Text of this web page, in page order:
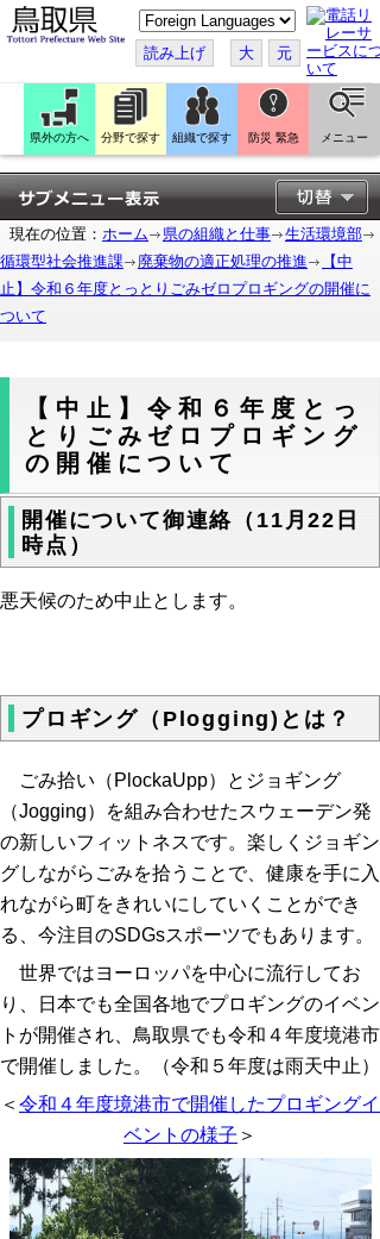
こ
の
ペ
ー
ジ
翻
訳
す
る
読み上げ 大 元
県外の方へ 分野で探す 組織で探す 防災 緊急 メニュー
現在の位置： ホーム 県の組織と仕事
生活環境部
循環型社会推進課
廃棄物の適正処理の推進
【中
止】令和６年度とっとりごみゼロプロギングの開催に
ついて
【中止】令和６年度とっ
とりごみゼロプロギング
の開催について
開催について御連絡（11月22日
時点）
悪天候のため中止とします。
プロギング（Plogging)とは？
ごみ拾い（PlockaUpp）とジョギング
（Jogging）を組み合わせたスウェーデン発
の新しいフィットネスです。楽しくジョギン
グしながらごみを拾うことで、健康を手に入
れながら町をきれいにしていくことができ
る、今注目のSDGsスポーツでもあります。
世界ではヨーロッパを中心に流行してお
り、日本でも全国各地でプロギングのイベン
トが開催され、鳥取県でも令和４年度境港市
で開催しました。（令和５年度は雨天中止）
＜ 令和４年度境港市で開催したプロギングイ
ベントの様子 ＞